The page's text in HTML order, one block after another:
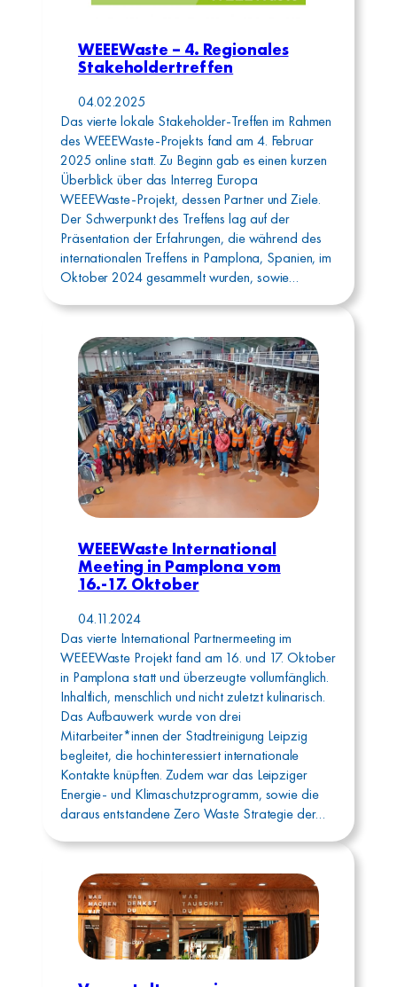
WEEEWaste – 4. Regionales
Stakeholdertreffen
04.02.2025
Das vierte lokale Stakeholder-Treffen im Rahmen
des WEEEWaste-Projekts fand am 4. Februar
2025 online statt. Zu Beginn gab es einen kurzen
Überblick über das Interreg Europa
WEEEWaste-Projekt, dessen Partner und Ziele.
Der Schwerpunkt des Treffens lag auf der
Präsentation der Erfahrungen, die während des
internationalen Treffens in Pamplona, Spanien, im
Oktober 2024 gesammelt wurden, sowie…
WEEEWaste International
Meeting in Pamplona vom
16.-17. Oktober
04.11.2024
Das vierte International Partnermeeting im
WEEEWaste Projekt fand am 16. und 17. Oktober
in Pamplona statt und überzeugte vollumfänglich.
Inhaltlich, menschlich und nicht zuletzt kulinarisch.
Das Aufbauwerk wurde von drei
Mitarbeiter*innen der Stadtreinigung Leipzig
begleitet, die hochinteressiert internationale
Kontakte knüpften. Zudem war das Leipziger
Energie- und Klimaschutzprogramm, sowie die
daraus entstandene Zero Waste Strategie der…